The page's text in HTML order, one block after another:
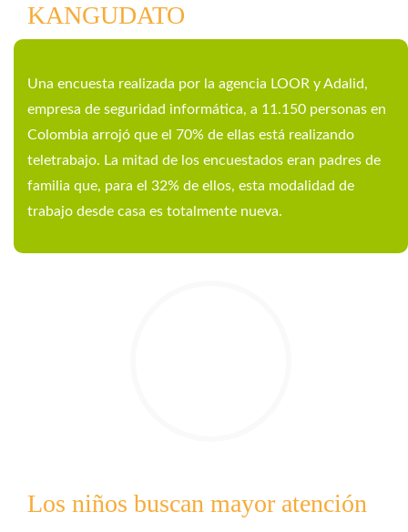
KANGUDATO
Una encuesta realizada por la agencia LOOR y Adalid,
empresa de seguridad informática, a 11.150 personas en
Colombia arrojó que el 70% de ellas está realizando
teletrabajo. La mitad de los encuestados eran padres de
familia que, para el 32% de ellos, esta modalidad de
trabajo desde casa es totalmente nueva.
Los niños buscan mayor atención